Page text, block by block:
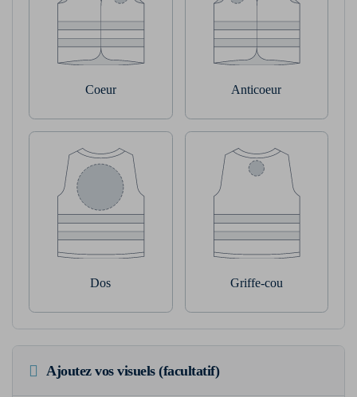
Coeur Anticoeur
Dos Griffe-cou
Ajoutez vos visuels (facultatif)